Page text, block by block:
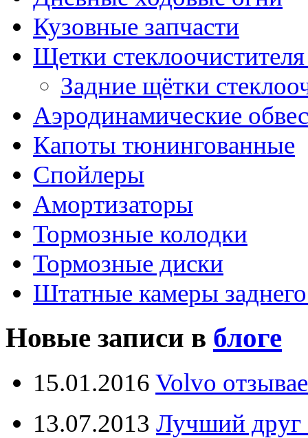
Кузовные запчасти
Щетки
Задние щётки
Аэродинамические
Капоты тюнингованные
Спойлеры
Амортизаторы
Тормозные колодки
Тормозные диски
Штатные камеры
Новые записи в блоге
15.01.2016 Volvo
13.07.2013 Лучший друг